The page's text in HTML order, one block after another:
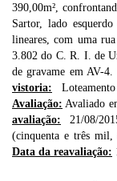
390,00m²,
Sartor, lado
lineares, com uma
3.802 do C. R. I. de
de gravame em AV-
vistoria:
Avaliação: Avaliado
avaliação: 21/08/
(cinquenta e três mil,
Data da reavaliação: